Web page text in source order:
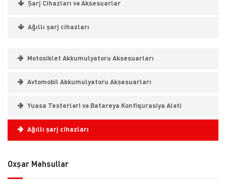
Şarj Cihazları və Aksesuarlar
Ağıllı şarj cihazları
Motosiklet Akkumulyatoru Aksesuarları
Avtomobil Akkumulyatoru Aksesuarları
Yuasa Testerləri və Batareya Konfiqurasiya Aləti
Ağıllı şarj cihazları
Oxşar Məhsullar